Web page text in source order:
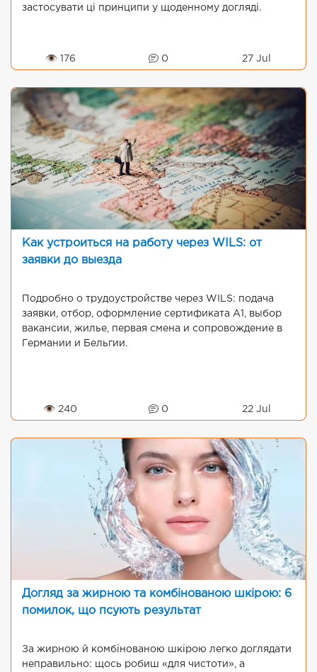
застосувати ці принципи у щоденному догляді.
👁 176 0 27 Jul
Как устроиться на работу через WILS: от
заявки до выезда
Подробно о трудоустройстве через WILS: подача
заявки, отбор, оформление сертификата A1, выбор
вакансии, жилье, первая смена и сопровождение в
Германии и Бельгии.
👁 240 0 22 Jul
Догляд за жирною та комбінованою шкірою: 6
помилок, що псують результат
За жирною й комбінованою шкірою легко доглядати
неправильно: щось робиш «для чистоти», а